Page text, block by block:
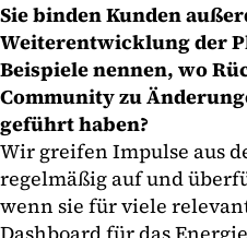
Sie binden Kunden
Weiterentwicklung der
Beispiele nennen, wo
Community zu
geführt haben?
Wir greifen Impulse aus
regelmäßig auf und
wenn sie für viele